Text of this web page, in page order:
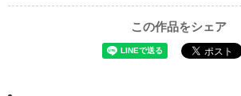
この作品をシェア